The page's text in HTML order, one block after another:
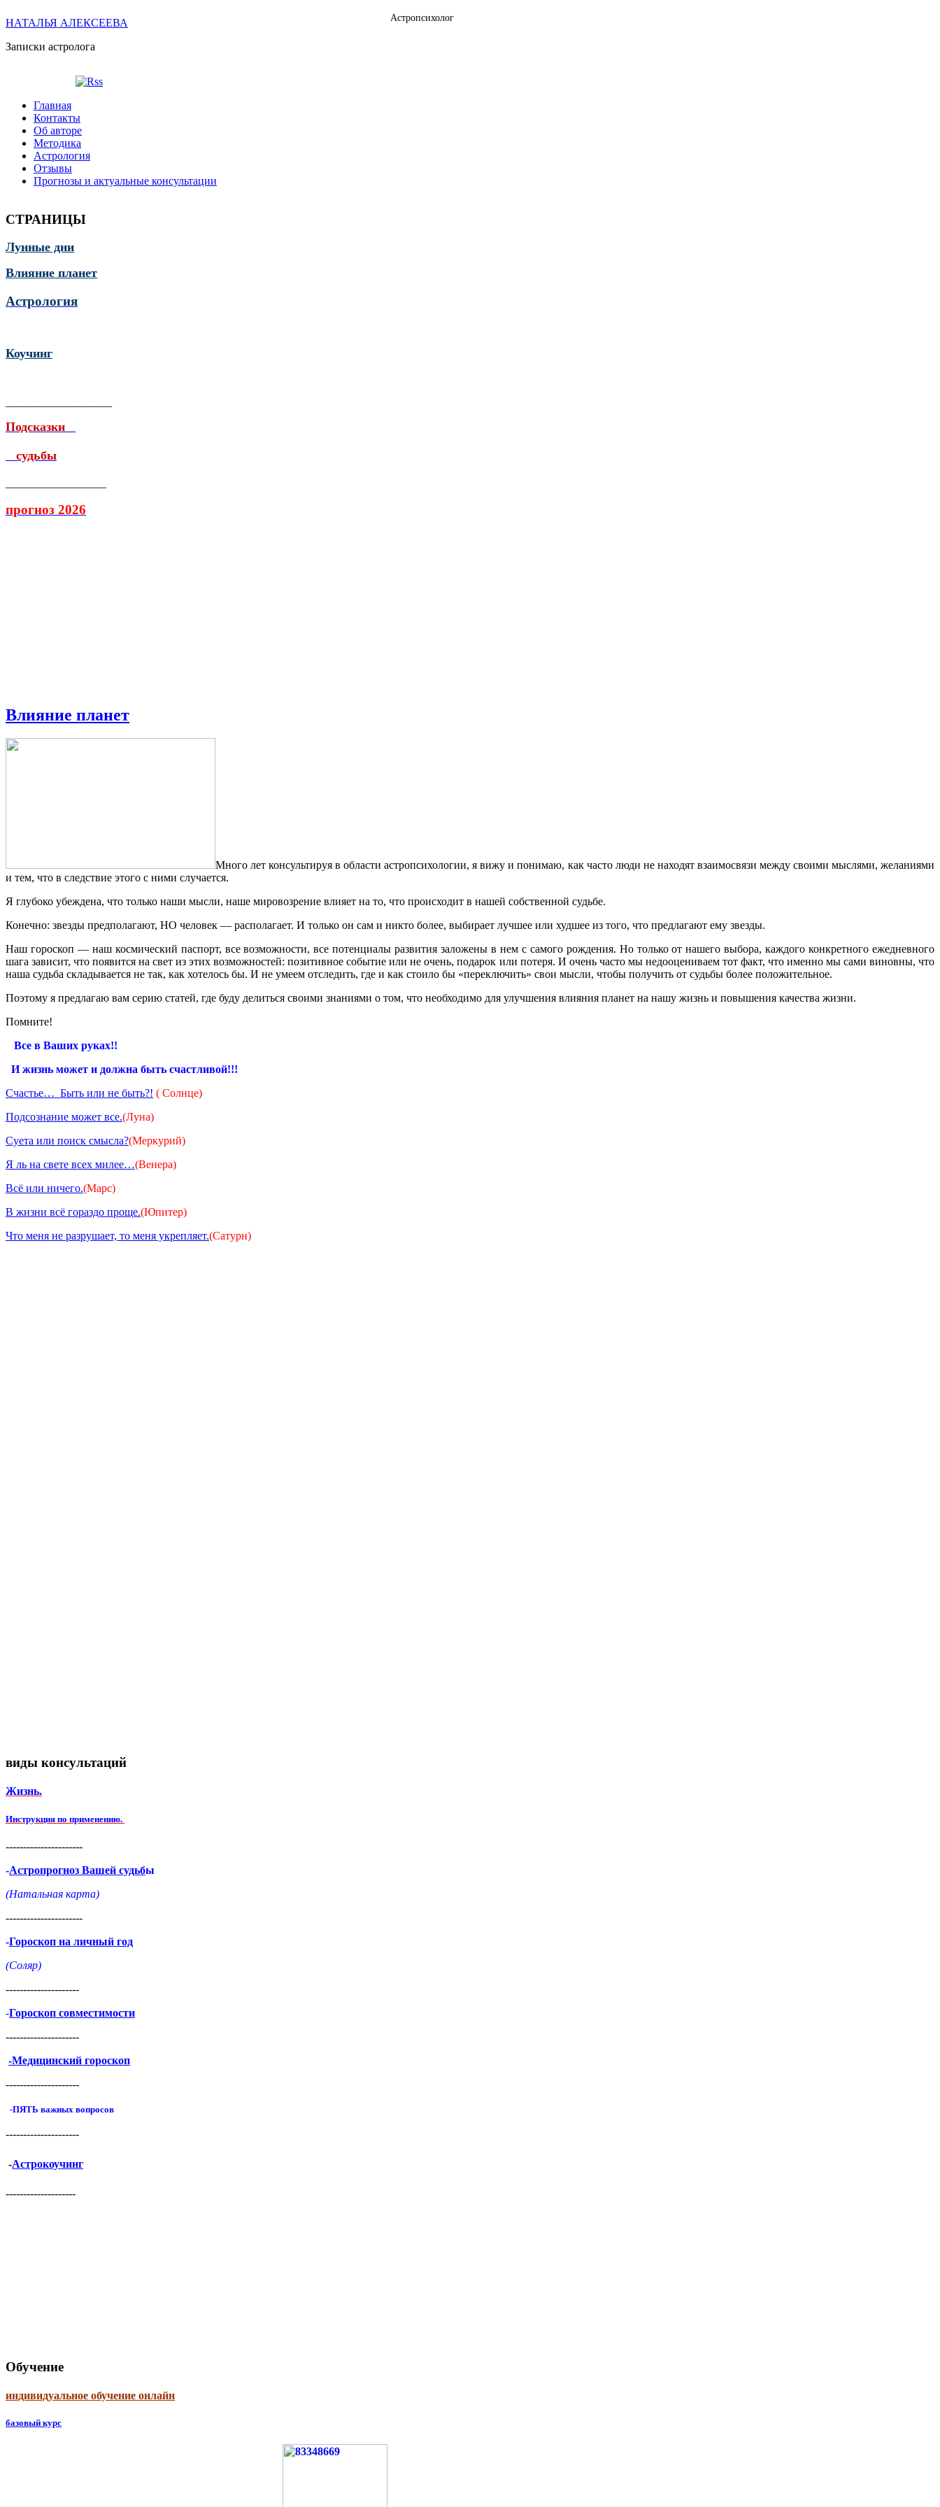
НАТАЛЬЯ АЛЕКСЕЕВА Астропсихолог
Записки астролога
Главная
Контакты
Об авторе
Методика
Астрология
Отзывы
Прогнозы и актуальные консультации
СТРАНИЦЫ
Лунные дни
Влияние планет
Астрология
Коучинг
Подсказки
судьбы
прогноз 2026
Влияние планет
Много лет консультируя в области астропсихологии, я вижу и понимаю, как часто люди не находят взаимосвязи между своими мыслями, желаниями
и тем, что в следствие этого с ними случается.
Я глубоко убеждена, что только наши мысли, наше мировозрение влияет на то, что происходит в нашей собственной судьбе.
Конечно: звезды предполагают, НО человек — располагает. И только он сам и никто более, выбирает лучшее или худшее из того, что предлагают ему звезды.
Наш гороскоп — наш космический паспорт, все возможности, все потенциалы развития заложены в нем с самого рождения. Но только от нашего выбора, каждого конкретного ежедневного
шага зависит, что появится на свет из этих возможностей: позитивное событие или не очень, подарок или потеря. И очень часто мы недооцениваем тот факт, что именно мы сами виновны, что
наша судьба складывается не так, как хотелось бы. И не умеем отследить, где и как стоило бы «переключить» свои мысли, чтобы получить от судьбы более положительное.
Поэтому я предлагаю вам серию статей, где буду делиться своими знаниями о том, что необходимо для улучшения влияния планет на нашу жизнь и повышения качества жизни.
Помните!
Все в Ваших руках!!
И жизнь может и должна быть счастливой!!!
Счастье… Быть или не быть?! ( Солнце)
Подсознание может все.(Луна)
Суета или поиск смысла?(Меркурий)
Я ль на свете всех милее…(Венера)
Всё или ничего.(Марс)
В жизни всё гораздо проще.(Юпитер)
Что меня не разрушает, то меня укрепляет.(Сатурн)
виды консультаций
Жизнь.
Инструкция по применению.
----------------------
-Астропрогноз Вашей судьбы
(Натальная карта)
----------------------
-Гороскоп на личный год
(Соляр)
---------------------
-Гороскоп совместимости
---------------------
-Медицинский гороскоп
---------------------
-ПЯТЬ важных вопросов
---------------------
-Астрокоучинг
--------------------
Обучение
индивидуальное обучение онлайн
базовый курс